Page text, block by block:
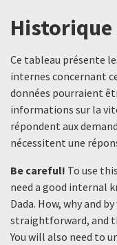
Historique
Ce tableau présente
internes concernant
données pourraient
informations sur la
répondent aux
nécessitent une
Be careful! To use
need a good internal
Dada. How, why and
straightforward, and
You will also need to